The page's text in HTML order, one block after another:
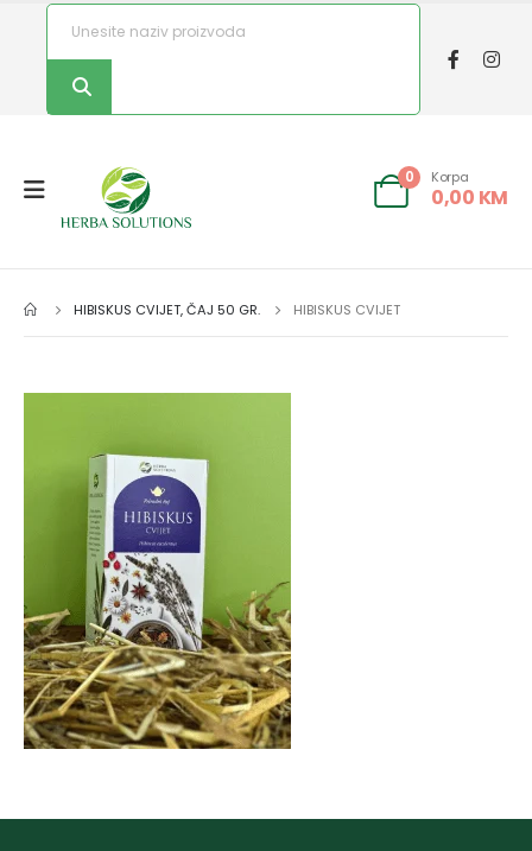
0 Korpa
0,00 KM
HIBISKUS CVIJET, ČAJ 50 GR. HIBISKUS CVIJET